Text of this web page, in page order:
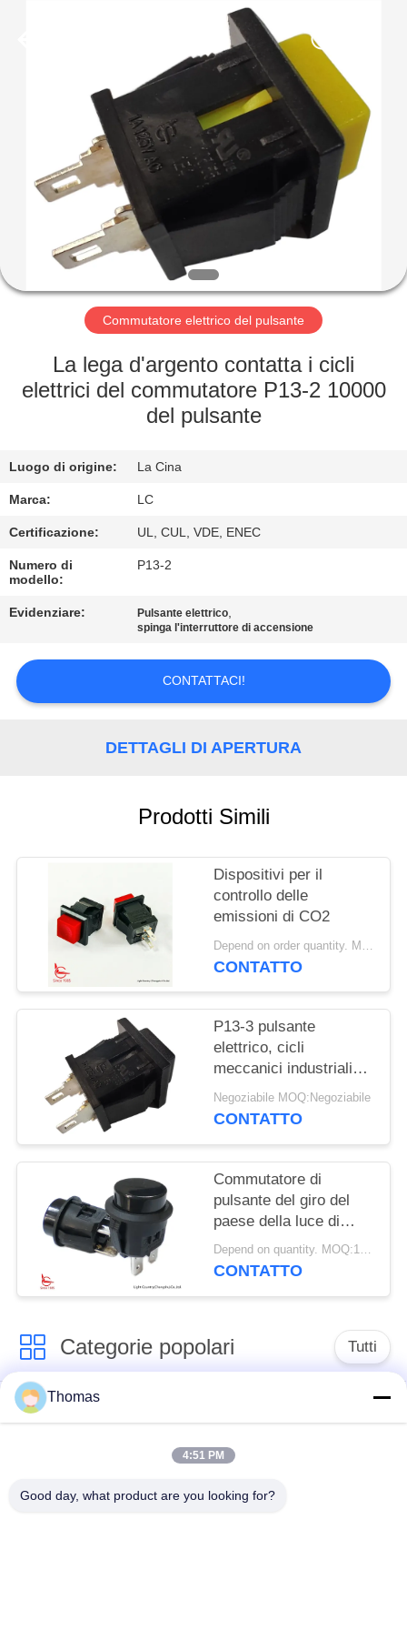
PRODOTTI
VIDEO
MOSTRA
VR
CIRCA
NOI
DELLA
FABBRICA
CONTROLLO
DI
QUALITÀ
CONTATTICI
SITO
PRIVACY
POLICY
Commutatore elettrico del pulsante
La lega d'argento contatta i cicli
elettrici del commutatore P13-2 10000
del pulsante
Luogo di origine: La Cina
Marca: LC
Certificazione: UL, CUL, VDE, ENEC
Numero di
modello:
P13-2
Evidenziare: Pulsante elettrico,
spinga l'interruttore di accensione
CONTATTACI!
DETTAGLI DI APERTURA
Prodotti Simili
Dispositivi per il
controllo delle
emissioni di CO2
Depend on order quantity. MOQ:1000 pezzi
CONTATTO
P13-3 pulsante
elettrico, cicli
meccanici industriali
del commutatore di
pulsante 30000
Negoziabile MOQ:Negoziabile
CONTATTO
Commutatore di
pulsante del giro del
paese della luce di
Taiwan, LC210, Φ20,
DI ACCENSIONE,
Depend on quantity. MOQ:1000pcs
CONTATTO
Categorie popolari Tutti
termostato ksd301
automatico di
risistemazione
Termostato del
commutatore termico
Thomas
4:51 PM
Good day, what product are you looking for?